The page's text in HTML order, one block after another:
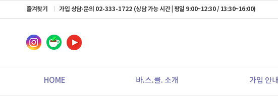
즐겨찾기 가입 상담·문의 02-333-1722 (상담 가능 시간 | 평일 9:00~12:30 / 13:30~16:00)
HOME 바.스.클. 소개 가입 안내